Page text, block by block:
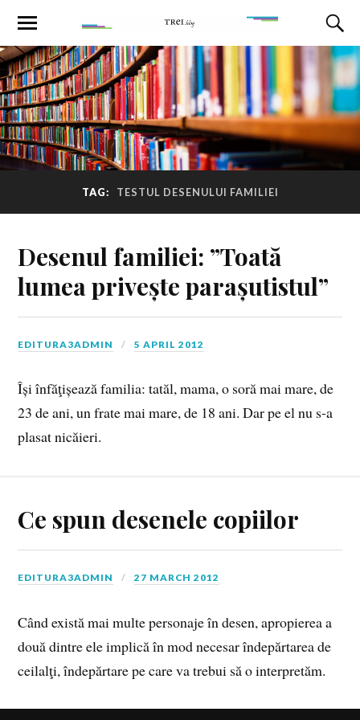
TAG: TESTUL DESENULUI FAMILIEI
Desenul familiei: ”Toată
lumea privește parașutistul”
EDITURA3ADMIN 5 APRIL 2012
Își înfăţișează familia: tatăl, mama, o soră mai mare, de
23 de ani, un frate mai mare, de 18 ani. Dar pe el nu s-a
plasat nicăieri.
Ce spun desenele copiilor
EDITURA3ADMIN 27 MARCH 2012
Când există mai multe personaje în desen, apropierea a
două dintre ele implică în mod necesar îndepărtarea de
ceilalţi, îndepărtare pe care va trebui să o interpretăm.